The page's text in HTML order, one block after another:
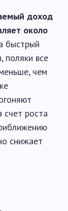
доход
около
быстрый
поляки все
чем
счет роста
снижает